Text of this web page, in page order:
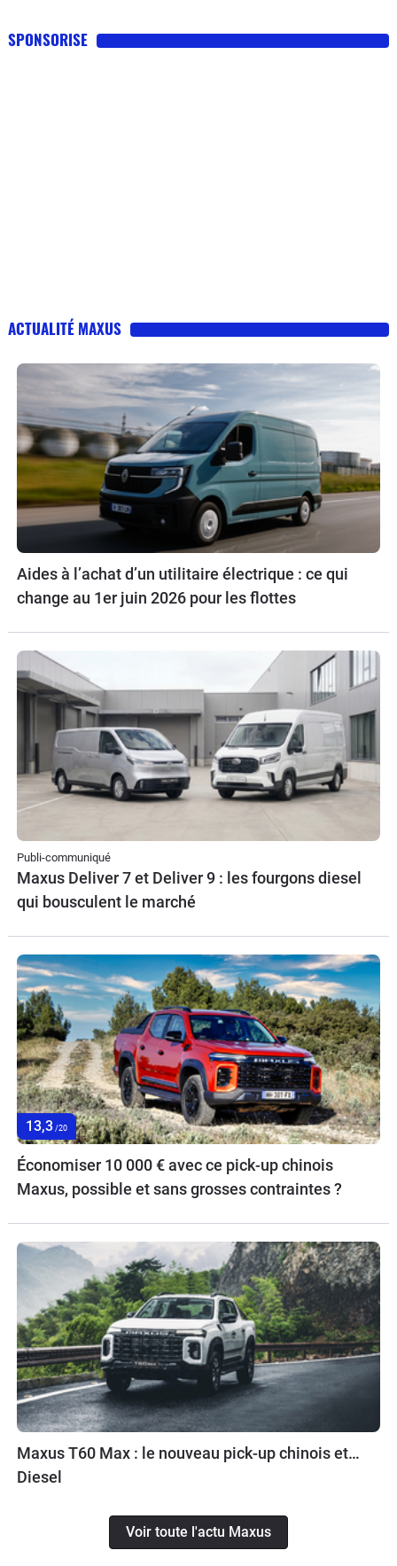
SPONSORISE
ACTUALITÉ MAXUS
Aides à l’achat d’un utilitaire électrique : ce qui
change au 1er juin 2026 pour les flottes
Publi-communiqué
Maxus Deliver 7 et Deliver 9 : les fourgons diesel
qui bousculent le marché
13,3 /20
Économiser 10 000 € avec ce pick-up chinois
Maxus, possible et sans grosses contraintes ?
Maxus T60 Max : le nouveau pick-up chinois et…
Diesel
Voir toute l'actu Maxus